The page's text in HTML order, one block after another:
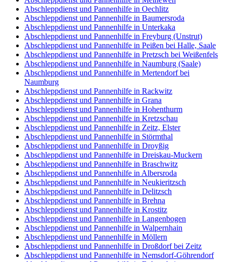
Abschleppdienst und Pannenhilfe in Oechlitz
Abschleppdienst und Pannenhilfe in Baumersroda
Abschleppdienst und Pannenhilfe in Unterkaka
Abschleppdienst und Pannenhilfe in Freyburg (Unstrut)
Abschleppdienst und Pannenhilfe in Peißen bei Halle, Saale
Abschleppdienst und Pannenhilfe in Pretzsch bei Weißenfels
Abschleppdienst und Pannenhilfe in Naumburg (Saale)
Abschleppdienst und Pannenhilfe in Mertendorf bei
Naumburg
Abschleppdienst und Pannenhilfe in Rackwitz
Abschleppdienst und Pannenhilfe in Grana
Abschleppdienst und Pannenhilfe in Hohenthurm
Abschleppdienst und Pannenhilfe in Kretzschau
Abschleppdienst und Pannenhilfe in Zeitz, Elster
Abschleppdienst und Pannenhilfe in Störmthal
Abschleppdienst und Pannenhilfe in Droyßig
Abschleppdienst und Pannenhilfe in Dreiskau-Muckern
Abschleppdienst und Pannenhilfe in Braschwitz
Abschleppdienst und Pannenhilfe in Albersroda
Abschleppdienst und Pannenhilfe in Neukieritzsch
Abschleppdienst und Pannenhilfe in Delitzsch
Abschleppdienst und Pannenhilfe in Brehna
Abschleppdienst und Pannenhilfe in Krostitz
Abschleppdienst und Pannenhilfe in Langenbogen
Abschleppdienst und Pannenhilfe in Walpernhain
Abschleppdienst und Pannenhilfe in Möllern
Abschleppdienst und Pannenhilfe in Droßdorf bei Zeitz
Abschleppdienst und Pannenhilfe in Nemsdorf-Göhrendorf